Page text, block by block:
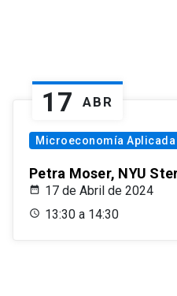
17 ABR
Microeconomía Aplicada
Petra Moser, NYU
17 de Abril de 2024
13:30 a 14:30